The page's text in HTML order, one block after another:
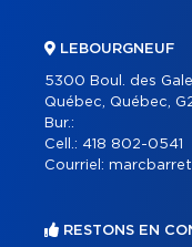
LEBOURGNEUF
5300 Boul. des
Québec, Québec,
Bur.:
Cell.: 418 802-0541
Courriel:
RESTONS EN